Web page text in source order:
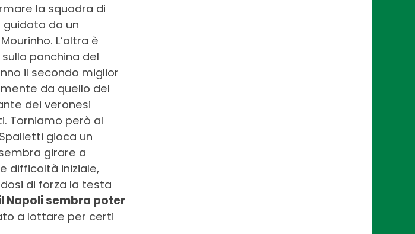
la squadra di
guidata da un
L’altra è
panchina del
il secondo miglior
da quello del
dei veronesi
Torniamo però al
gioca un
girare a
difficoltà iniziale,
di forza la testa
Napoli sembra poter
a lottare per certi